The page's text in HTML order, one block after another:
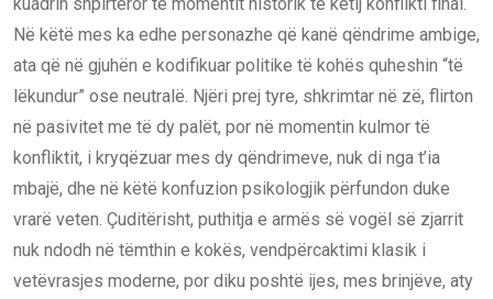
Në këtë mes ka edhe personazhe që kanë qëndrime ambige,
ata që në gjuhën e kodifikuar politike të kohës quheshin “të
lëkundur” ose neutralë. Njëri prej tyre, shkrimtar në zë, flirton
në pasivitet me të dy palët, por në momentin kulmor të
konfliktit, i kryqëzuar mes dy qëndrimeve, nuk di nga t’ia
mbajë, dhe në këtë konfuzion psikologjik përfundon duke
vrarë veten. Çuditërisht, puthitja e armës së vogël së zjarrit
nuk ndodh në tëmthin e kokës, vendpërcaktimi klasik i
vetëvrasjes moderne, por diku poshtë ijes, mes brinjëve, aty